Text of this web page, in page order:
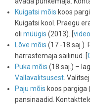
Kuigatsi mõis koos
Kuigatsi kool. Praegu
oli müügis (2013). [video
Lõve mõis (17.-18.saj.).
härrastemaja säilinud. [
Puka mõis (18.saj.) –
Vallavalitsusest.
Paju mõis koos pargiga
pansinaadid.